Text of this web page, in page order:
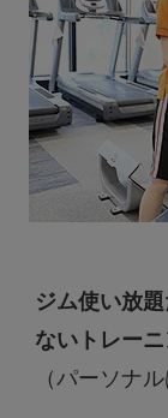
ジム使い放
ないトレー
（パーソナ